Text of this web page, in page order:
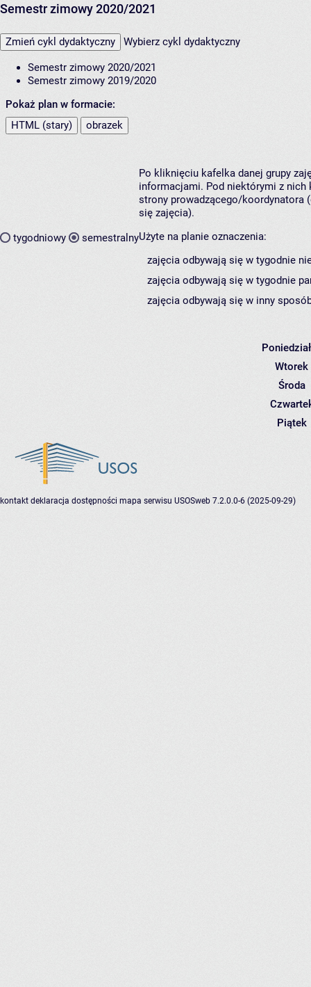
Semestr zimowy 2020/2021
Zmień cykl dydaktyczny Wybierz cykl dydaktyczny
Semestr zimowy 2020/2021
Semestr zimowy 2019/2020
Pokaż plan w formacie:
HTML (stary)
obrazek
tygodniowy semestralny
Po kliknięciu kafelka danej grupy
informacjami. Pod niektórymi z nich
strony prowadzącego/koordynatora
się zajęcia).
Użyte na planie oznaczenia:
zajęcia odbywają się w tygodnie
zajęcia odbywają się w tygodnie
zajęcia odbywają się w inny
Wtorek
Środa
Piątek
kontakt deklaracja dostępności mapa serwisu USOSweb 7.2.0.0-6 (2025-09-29)